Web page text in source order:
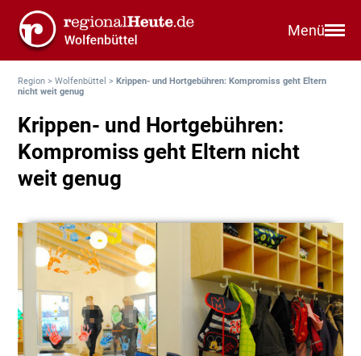
Menü
Region >Wolfenbüttel >Krippen- und Hortgebühren: Kompromiss geht Eltern
nicht weit genug
Krippen- und Hortgebühren:
Kompromiss geht Eltern nicht
weit genug